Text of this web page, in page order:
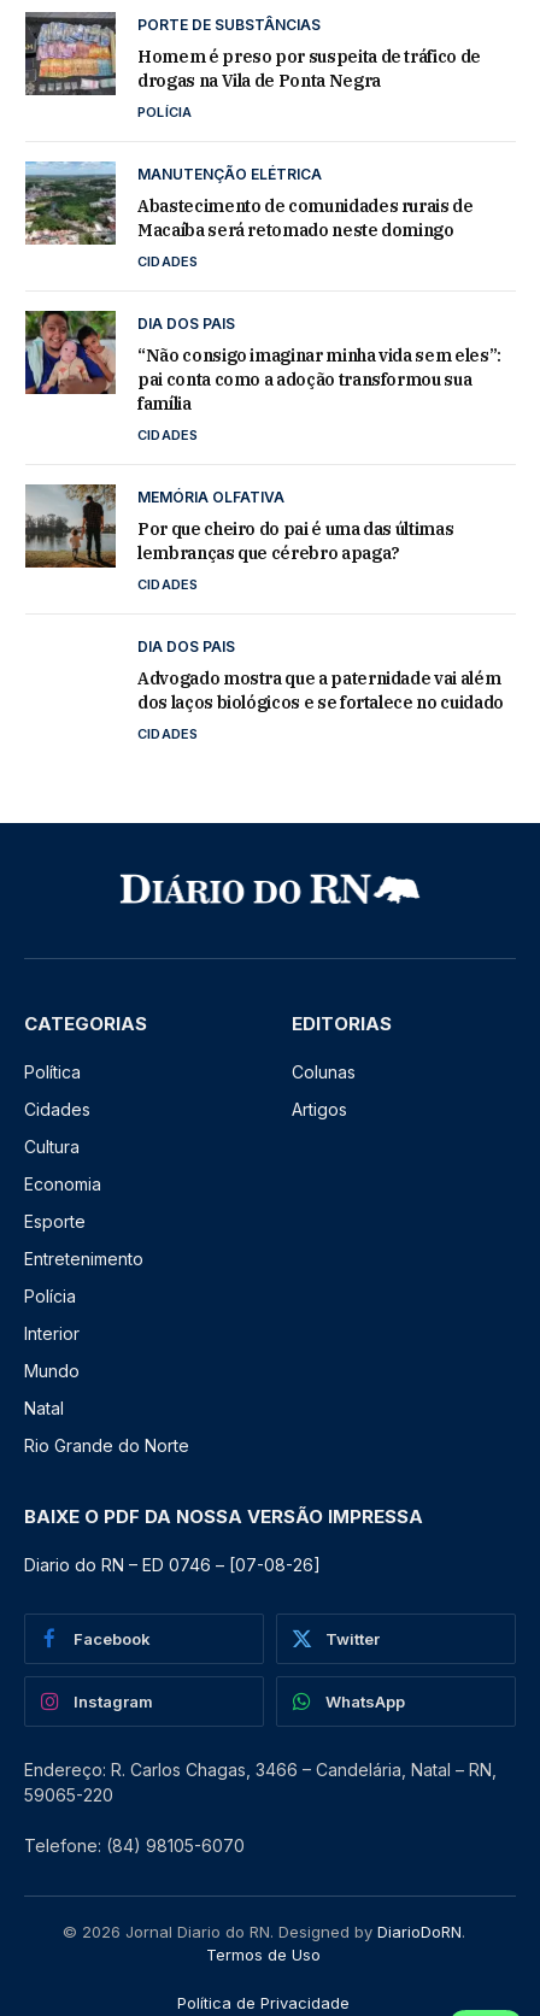
PORTE DE SUBSTÂNCIAS
Homem é preso por suspeita de tráfico de
drogas na Vila de Ponta Negra
POLÍCIA
MANUTENÇÃO ELÉTRICA
Abastecimento de comunidades rurais de
Macaíba será retomado neste domingo
CIDADES
DIA DOS PAIS
“Não consigo imaginar minha vida sem eles”:
pai conta como a adoção transformou sua
família
CIDADES
MEMÓRIA OLFATIVA
Por que cheiro do pai é uma das últimas
lembranças que cérebro apaga?
CIDADES
DIA DOS PAIS
Advogado mostra que a paternidade vai além
dos laços biológicos e se fortalece no cuidado
CIDADES
CATEGORIAS
Política
Cidades
Cultura
Economia
Esporte
Entretenimento
Polícia
Interior
Mundo
Natal
Rio Grande do Norte
EDITORIAS
Colunas
Artigos
BAIXE O PDF DA NOSSA VERSÃO IMPRESSA
Diario do RN – ED 0746 – [07-08-26]
Facebook Twitter
Instagram WhatsApp
Endereço: R. Carlos Chagas, 3466 – Candelária, Natal – RN,
59065-220
Telefone: (84) 98105-6070
© 2026 Jornal Diario do RN. Designed by DiarioDoRN.
Termos de Uso
Política de Privacidade